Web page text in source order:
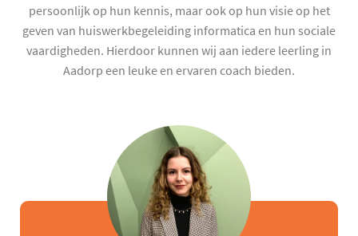
persoonlijk op hun kennis, maar ook op hun visie op het
geven van huiswerkbegeleiding informatica en hun sociale
vaardigheden. Hierdoor kunnen wij aan iedere leerling in
Aadorp een leuke en ervaren coach bieden.